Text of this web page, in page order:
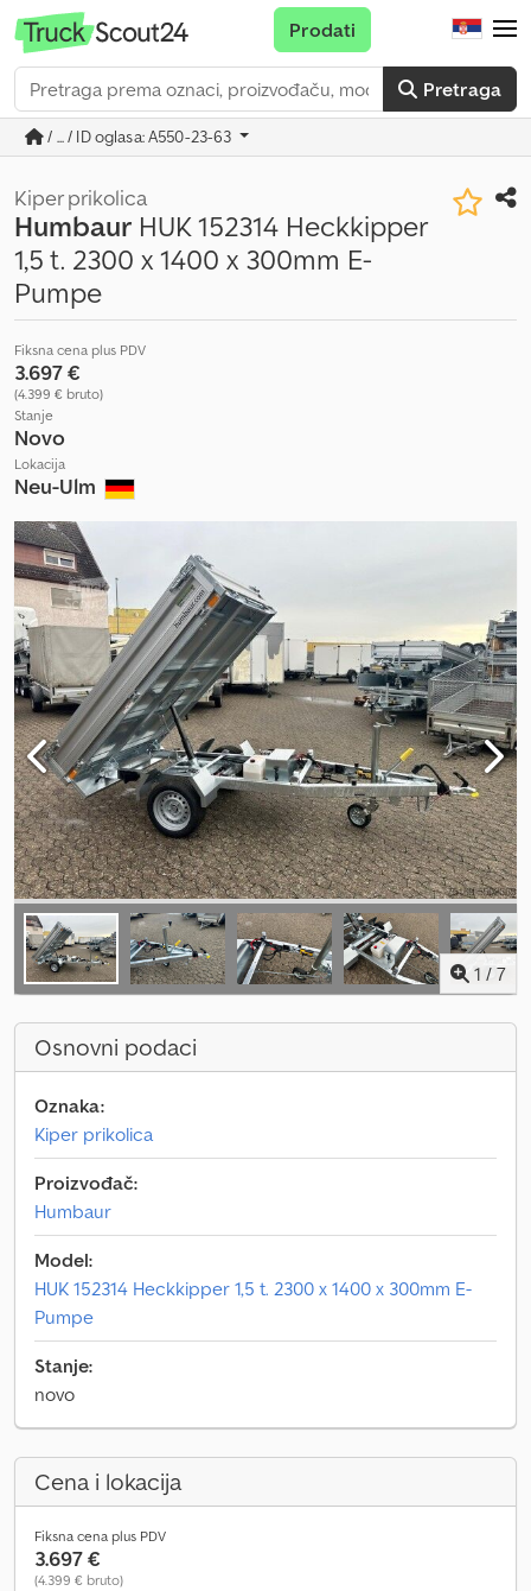
Pretraga
Prodati
/ ... / ID oglasa: A550-23-63
Kiper prikolica
Humbaur HUK 152314 Heckkipper
1,5 t. 2300 x 1400 x 300mm E-
Pumpe
Fiksna cena plus PDV
3.697 €
(4.399 € bruto)
Stanje
Novo
Lokacija
Neu-Ulm
1 / 7
Osnovni podaci
Oznaka:
Kiper prikolica
Proizvođač:
Humbaur
Model:
HUK 152314 Heckkipper 1,5 t. 2300 x 1400 x 300mm E-
Pumpe
Stanje:
novo
Cena i lokacija
Fiksna cena plus PDV
3.697 €
(4.399 € bruto)